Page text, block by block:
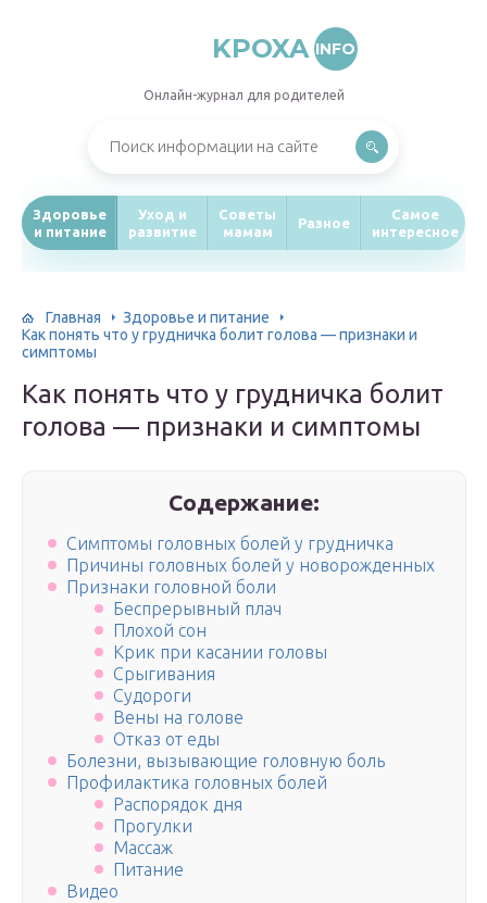
KPOXA INFO
Онлайн-журнал для родителей
Здоровье
и питание
Уход и
развитие
Советы
мамам
Разное
Самое
интересное
Главная
Здоровье и питание
Как понять что у грудничка болит голова — признаки и
симптомы
Как понять что у грудничка болит
голова — признаки и симптомы
Содержание:
Симптомы головных болей у грудничка
Причины головных болей у новорожденных
Признаки головной боли
Беспрерывный плач
Плохой сон
Крик при касании головы
Срыгивания
Судороги
Вены на голове
Отказ от еды
Болезни, вызывающие головную боль
Профилактика головных болей
Распорядок дня
Прогулки
Массаж
Питание
Видео